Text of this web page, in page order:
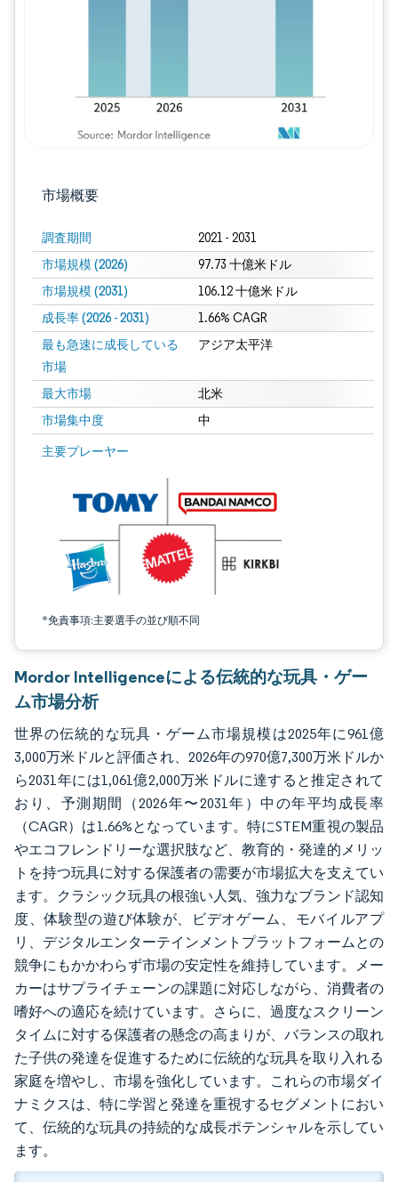
市場概要
調査期間 2021 - 2031
市場規模 (2026) 97.73 十億米ドル
市場規模 (2031) 106.12 十億米ドル
成長率 (2026 - 2031) 1.66% CAGR
最も急速に成長している
市場
アジア太平洋
最大市場 北米
市場集中度 中
主要プレーヤー
*免責事項:主要選手の並び順不同
画像 © Mordor Intelligence。再利用にはCC BY 4.0の表示が必要です。
Mordor Intelligenceによる伝統的な玩具・ゲー
ム市場分析
世界の伝統的な玩具・ゲーム市場規模は2025年に961億
3,000万米ドルと評価され、2026年の970億7,300万米ドルか
ら2031年には1,061億2,000万米ドルに達すると推定されて
おり、予測期間（2026年〜2031年）中の年平均成長率
（CAGR）は1.66%となっています。特にSTEM重視の製品
やエコフレンドリーな選択肢など、教育的・発達的メリッ
トを持つ玩具に対する保護者の需要が市場拡大を支えてい
ます。クラシック玩具の根強い人気、強力なブランド認知
度、体験型の遊び体験が、ビデオゲーム、モバイルアプ
リ、デジタルエンターテインメントプラットフォームとの
競争にもかかわらず市場の安定性を維持しています。メー
カーはサプライチェーンの課題に対応しながら、消費者の
嗜好への適応を続けています。さらに、過度なスクリーン
タイムに対する保護者の懸念の高まりが、バランスの取れ
た子供の発達を促進するために伝統的な玩具を取り入れる
家庭を増やし、市場を強化しています。これらの市場ダイ
ナミクスは、特に学習と発達を重視するセグメントにおい
て、伝統的な玩具の持続的な成長ポテンシャルを示してい
ます。